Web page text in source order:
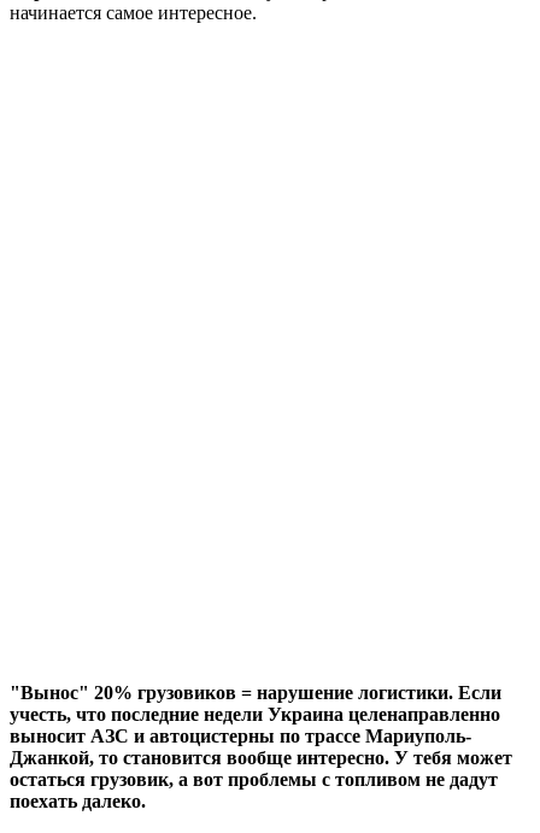
начинается самое интересное.
"Вынос" 20% грузовиков = нарушение логистики. Если
учесть, что последние недели Украина целенаправленно
выносит АЗС и автоцистерны по трассе Мариуполь-
Джанкой, то становится вообще интересно. У тебя может
остаться грузовик, а вот проблемы с топливом не дадут
поехать далеко.